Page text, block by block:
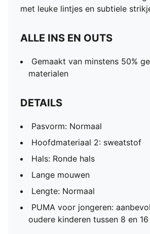
met leuke lintjes en subtiele
ALLE INS EN OUTS
Gemaakt van minstens 50%
materialen
DETAILS
Pasvorm: Normaal
Hoofdmateriaal 2: sweatstof
Hals: Ronde hals
Lange mouwen
Lengte: Normaal
PUMA voor jongeren:
oudere kinderen tussen 8 en